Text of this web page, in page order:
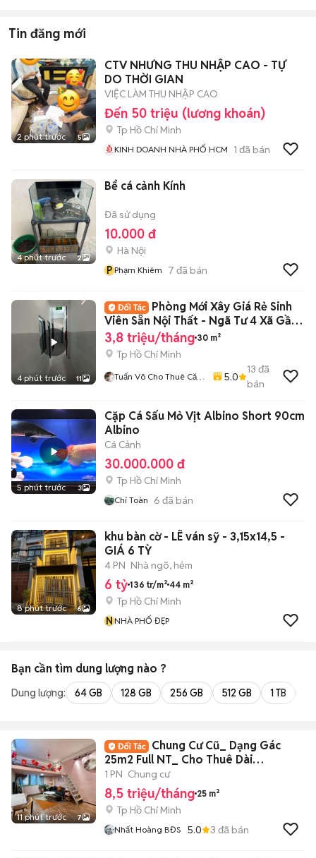
Tin đăng mới
2 phút trước 5
CTV NHƯNG THU NHẬP CAO - TỰ
DO THỜI GIAN
VIỆC LÀM THU NHẬP CAO
Đến 50 triệu (lương khoán)
Tp Hồ Chí Minh
KINH DOANH NHÀ PHỐ HCM 1 đã bán
4 phút trước 2
Bể cá cảnh Kính
Đã sử dụng
10.000 đ
Hà Nội
P Phạm Khiêm 7 đã bán
4 phút trước 11
Phòng Mới Xây Giá Rẻ Sinh
Viên Sẵn Nội Thất - Ngã Tư 4 Xã Gần
ĐH VUH
3,8 triệu/tháng 30 m²
Tp Hồ Chí Minh
Tuấn Võ Cho Thuê Căn
5.0
13 đã
bán
5 phút trước 3
Cặp Cá Sấu Mỏ Vịt Albino Short 90cm
Albino
Cá Cảnh
30.000.000 đ
Tp Hồ Chí Minh
Chí Toàn 6 đã bán
8 phút trước 6
khu bàn cờ - LÊ ván sỹ - 3,15x14,5 -
GIÁ 6 TỲ
4 PN Nhà ngõ, hẻm
6 tỷ 136 tr/m² 44 m²
Tp Hồ Chí Minh
NNHÀ PHỐ ĐẸP
Bạn cần tìm dung lượng nào ?
Dung lượng: 64 GB 128 GB 256 GB 512 GB 1 TB
11 phút trước 7
Chung Cư Cũ_ Dạng Gác
25m2 Full NT_ Cho Thuê Dài
Hạn_Ngay Chợ BThanh
1 PN Chung cư
8,5 triệu/tháng 25 m²
Tp Hồ Chí Minh
Nhất Hoàng BĐS 5.0 3 đã bán